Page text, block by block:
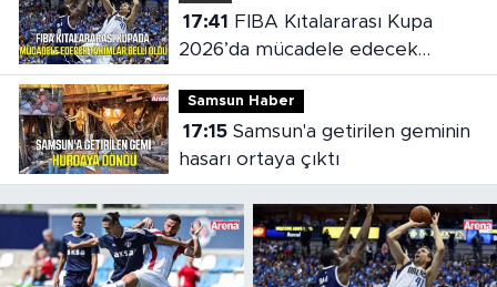
17:41
2026’da mücadele edecek
takımlar belli oldu
Samsun Haber
17:15Samsun'a getirilen geminin
hasarı ortaya çıktı